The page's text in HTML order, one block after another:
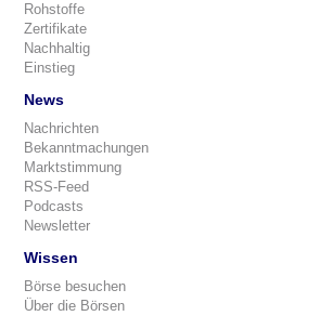
Rohstoffe
Zertifikate
Nachhaltig
Einstieg
News
Nachrichten
Bekanntmachungen
Marktstimmung
RSS-Feed
Podcasts
Newsletter
Wissen
Börse besuchen
Über die Börsen